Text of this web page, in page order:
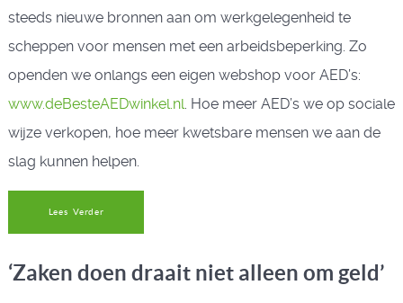
steeds nieuwe bronnen aan om werkgelegenheid te
scheppen voor mensen met een arbeidsbeperking. Zo
openden we onlangs een eigen webshop voor AED’s:
www.deBesteAEDwinkel.nl . Hoe meer AED’s we op sociale
wijze verkopen, hoe meer kwetsbare mensen we aan de
slag kunnen helpen.
Lees Verder
‘Zaken doen draait niet alleen om geld’